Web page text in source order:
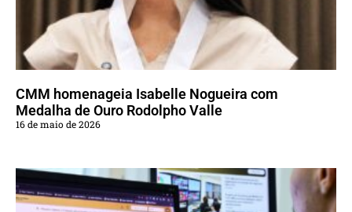
CMM homenageia Isabelle Nogueira com
Medalha de Ouro Rodolpho Valle
16 de maio de 2026